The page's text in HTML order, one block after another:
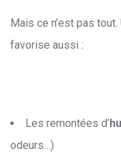
Mais ce n’est pas
favorise aussi :
Les remontées d’
odeurs…)